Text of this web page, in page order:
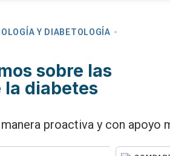
Y DIABETOLOGÍA
sobre las
la diabetes
proactiva y con apoyo